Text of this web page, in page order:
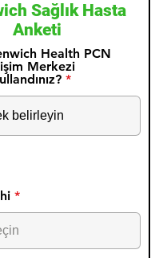
Sağlık Hasta
Anketi
Health PCN
Merkezi
*r
i